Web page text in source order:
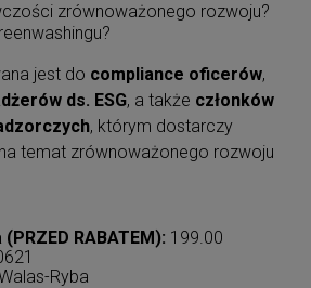
zrównoważonego rozwoju?
jest do compliance oficerów,
ds. ESG, a także członków
, którym dostarczy
temat zrównoważonego rozwoju
RABATEM): 199.00
Ryba